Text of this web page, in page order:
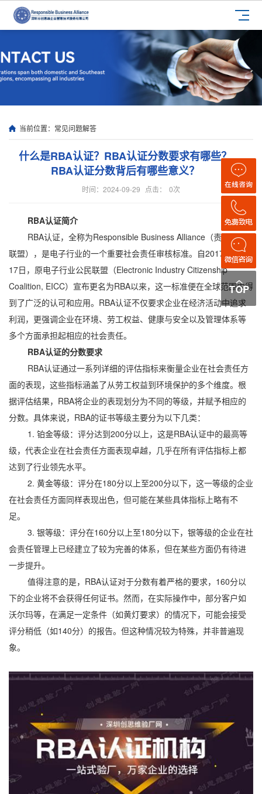
当前位置： 常见问题解答
什么是RBA认证？RBA认证分数要求有哪些？
RBA认证分数背后有哪些意义？
时间：2024-09-29 点击： 0次
RBA认证简介
RBA认证，全称为Responsible Business Alliance（责任商业
联盟），是电子行业的一个重要社会责任审核标准。自2017年10月
17日，原电子行业公民联盟（Electronic Industry Citizenship
Coalition, EICC）宣布更名为RBA以来，这一标准便在全球范围内得
到了广泛的认可和应用。RBA认证不仅要求企业在经济活动中追求
利润，更强调企业在环境、劳工权益、健康与安全以及管理体系等
多个方面承担起相应的社会责任。
RBA认证的分数要求
RBA认证通过一系列详细的评估指标来衡量企业在社会责任方
面的表现，这些指标涵盖了从劳工权益到环境保护的多个维度。根
据评估结果，RBA将企业的表现划分为不同的等级，并赋予相应的
分数。具体来说，RBA的证书等级主要分为以下几类：
1. 铂金等级：评分达到200分以上，这是RBA认证中的最高等
级，代表企业在社会责任方面表现卓越，几乎在所有评估指标上都
达到了行业领先水平。
2. 黄金等级：评分在180分以上至200分以下，这一等级的企业
在社会责任方面同样表现出色，但可能在某些具体指标上略有不
足。
3. 银等级：评分在160分以上至180分以下，银等级的企业在社
会责任管理上已经建立了较为完善的体系，但在某些方面仍有待进
一步提升。
值得注意的是，RBA认证对于分数有着严格的要求，160分以
下的企业将不会获得任何证书。然而，在实际操作中，部分客户如
沃尔玛等，在满足一定条件（如黄灯要求）的情况下，可能会接受
评分稍低（如140分）的报告。但这种情况较为特殊，并非普遍现
象。